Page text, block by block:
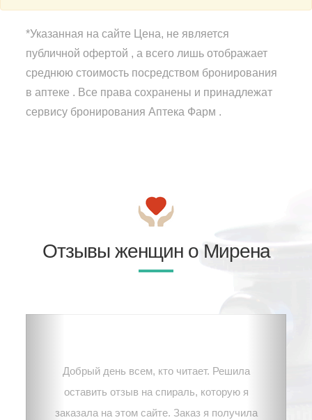
*Указанная на сайте Цена, не является
публичной офертой , а всего лишь отображает
среднюю стоимость посредством бронирования
в аптеке . Все права сохранены и принадлежат
сервису бронирования Аптека Фарм .
Отзывы женщин о Мирена
Добрый день всем, кто читает. Решила
оставить отзыв на спираль, которую я
заказала на этом сайте. Заказ я получила